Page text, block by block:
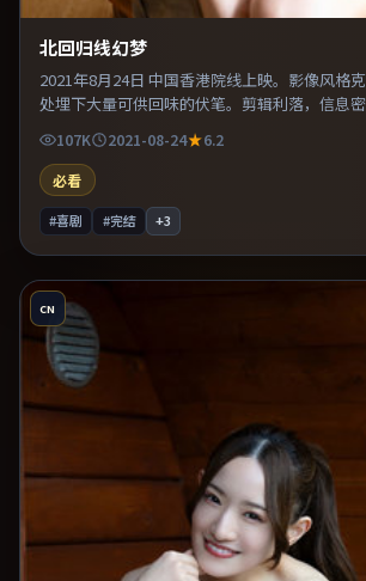
北回归线幻梦
2021年8月24日 中国香港院线上映。影像风格
处埋下大量可供回味的伏笔。剪辑利落，信息
脑与推理的观众。整体完成度较高，适合周末一
107K 2021-08-24
6.2
必看
#喜剧 #完结 +3
CN